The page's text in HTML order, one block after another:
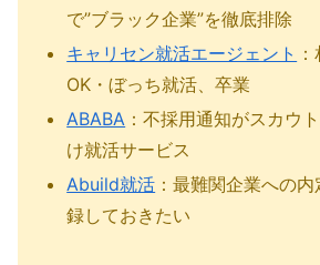
で”ブラック企業”を徹底排除
キャリセン就活エージェント
OK・ぼっち就活、卒業
ABABA ：不採用通知がスカウ
け就活サービス
Abuild就活 ：最難関企業への
録しておきたい